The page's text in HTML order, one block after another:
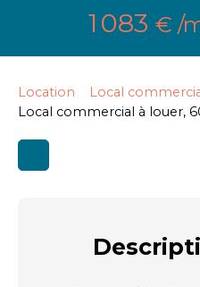
1 083 € /
Location Local
Local commercial à louer,